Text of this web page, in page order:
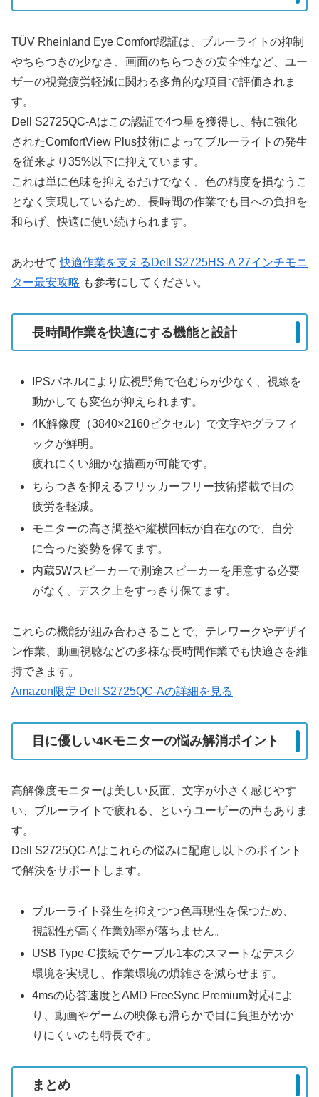
TÜV Rheinland Eye Comfort認証は、ブルーライトの抑制
やちらつきの少なさ、画面のちらつきの安全性など、ユー
ザーの視覚疲労軽減に関わる多角的な項目で評価されま
す。
Dell S2725QC-Aはこの認証で4つ星を獲得し、特に強化
されたComfortView Plus技術によってブルーライトの発生
を従来より35%以下に抑えています。
これは単に色味を抑えるだけでなく、色の精度を損なうこ
となく実現しているため、長時間の作業でも目への負担を
和らげ、快適に使い続けられます。
あわせて快適作業を支えるDell S2725HS-A 27インチモニ
ター最安攻略 も参考にしてください。
長時間作業を快適にする機能と設計
IPSパネルにより広視野角で色むらが少なく、視線を
動かしても変色が抑えられます。
4K解像度（3840×2160ピクセル）で文字やグラフィ
ックが鮮明。
疲れにくい細かな描画が可能です。
ちらつきを抑えるフリッカーフリー技術搭載で目の
疲労を軽減。
モニターの高さ調整や縦横回転が自在なので、自分
に合った姿勢を保てます。
内蔵5Wスピーカーで別途スピーカーを用意する必要
がなく、デスク上をすっきり保てます。
これらの機能が組み合わさることで、テレワークやデザイ
ン作業、動画視聴などの多様な長時間作業でも快適さを維
持できます。
Amazon限定 Dell S2725QC-Aの詳細を見る
目に優しい4Kモニターの悩み解消ポイント
高解像度モニターは美しい反面、文字が小さく感じやす
い、ブルーライトで疲れる、というユーザーの声もありま
す。
Dell S2725QC-Aはこれらの悩みに配慮し以下のポイント
で解決をサポートします。
ブルーライト発生を抑えつつ色再現性を保つため、
視認性が高く作業効率が落ちません。
USB Type-C接続でケーブル1本のスマートなデスク
環境を実現し、作業環境の煩雑さを減らせます。
4msの応答速度とAMD FreeSync Premium対応によ
り、動画やゲームの映像も滑らかで目に負担がかか
りにくいのも特長です。
まとめ